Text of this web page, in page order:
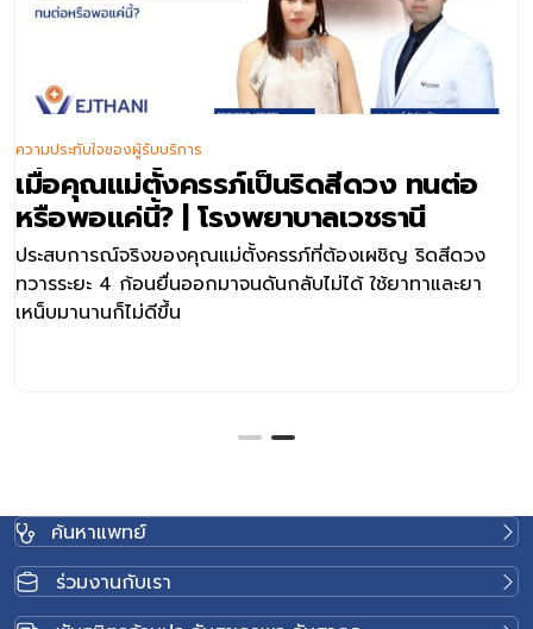
เมื่อคุณแม่ตั้งครรภ์เป็นริดสีดวง ทนต่อ
หรือพอแค่นี้? | โรงพยาบาลเวชธานี
ประสบการณ์จริงของคุณแม่ตั้งครรภ์ที่ต้องเผชิญ ริดสีดวง
ทวารระยะ 4 ก้อนยื่นออกมาจนดันกลับไม่ได้ ใช้ยาทาและยา
เหน็บมานานก็ไม่ดีขึ้น
ความประทับใจของผู้รับบริการ
ค้นหาแพทย์
ร่วมงานกับเรา